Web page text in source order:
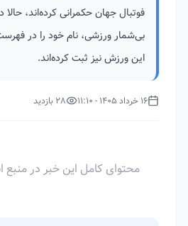
فوتبال جهان حکمرانی کرده‌اند، حالا
بی‌شمار ورزشی، نام خود را در
این ورزش نیز ثبت کرده‌اند.
16 خرداد 1405 - 11:10 28 بازدید
محتوای کامل این خبر در